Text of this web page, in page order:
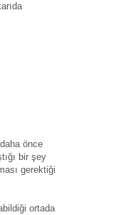
önce
bir şey
gerektiği
ortada